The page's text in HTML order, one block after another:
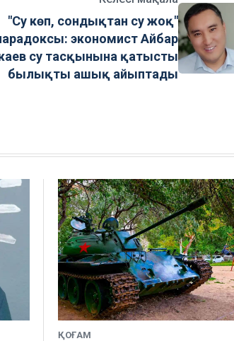
"Су көп, сондықтан су жоқ"
экономист Айбар
су тасқынына қатысты
былықты ашық айыптады
ҚОҒАМ